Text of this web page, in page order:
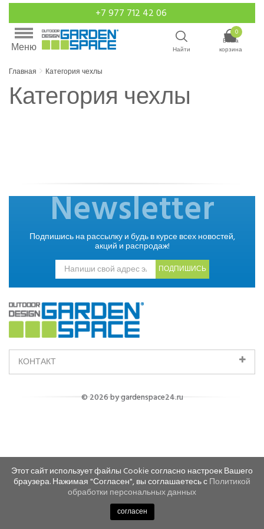
+7 977 712 42 06
Меню Найти
0
Ваша
корзина
Главная Категория чехлы
Категория чехлы
Newsletter
Подпишись на рассылку и будь в курсе всех новостей,
акций и распродаж!
ПОДПИШИСЬ
КОНТАКТ
© 2026 by gardenspace24.ru
Этот сайт использует файлы Cookie согласно настроек Вашего
браузера. Нажимая "Согласен", вы соглашаетесь сПолитикой
обработки персональных данных
согласен